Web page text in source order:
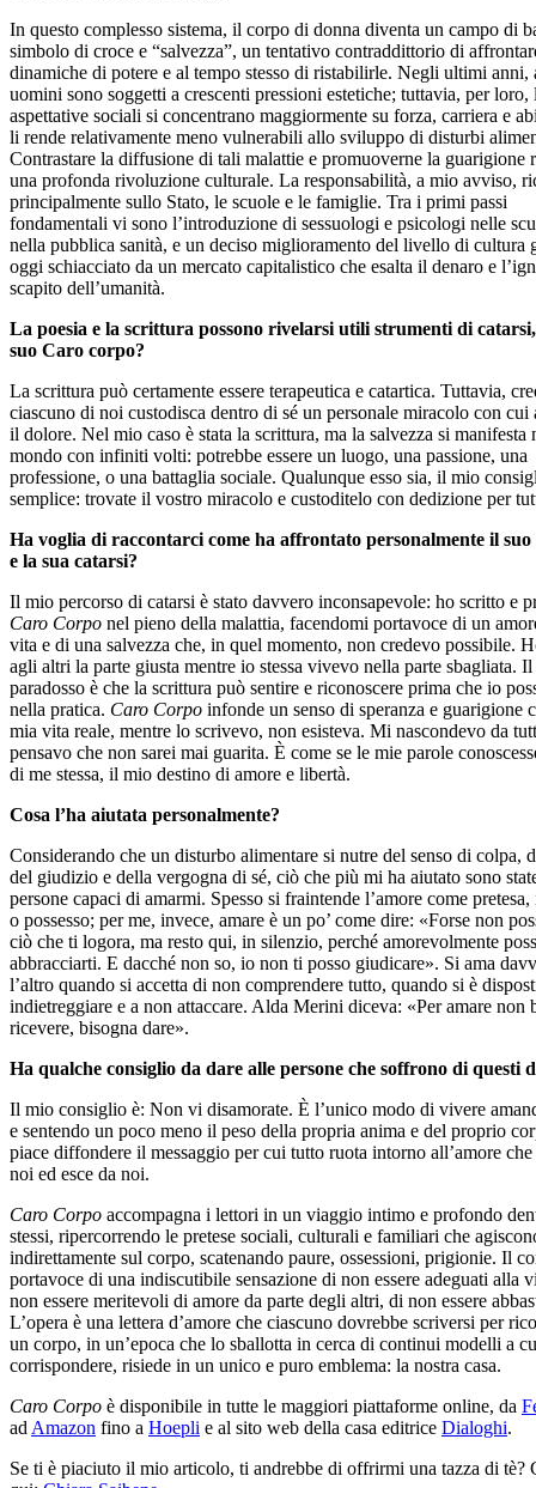
In questo complesso sistema, il corpo di donna diventa un campo di
simbolo di croce e “salvezza”, un tentativo contraddittorio di
dinamiche di potere e al tempo stesso di ristabilirle. Negli ultimi anni,
uomini sono soggetti a crescenti pressioni estetiche; tuttavia, per loro,
aspettative sociali si concentrano maggiormente su forza, carriera e
li rende relativamente meno vulnerabili allo sviluppo di disturbi
Contrastare la diffusione di tali malattie e promuoverne la guarigione
una profonda rivoluzione culturale. La responsabilità, a mio avviso,
principalmente sullo Stato, le scuole e le famiglie. Tra i primi passi
fondamentali vi sono l’introduzione di sessuologi e psicologi nelle
nella pubblica sanità, e un deciso miglioramento del livello di cultura
oggi schiacciato da un mercato capitalistico che esalta il denaro e
scapito dell’umanità.
La poesia e la scrittura possono rivelarsi utili strumenti di
suo Caro corpo?
La scrittura può certamente essere terapeutica e catartica. Tuttavia,
ciascuno di noi custodisca dentro di sé un personale miracolo con cui
il dolore. Nel mio caso è stata la scrittura, ma la salvezza si manifesta
mondo con infiniti volti: potrebbe essere un luogo, una passione, una
professione, o una battaglia sociale. Qualunque esso sia, il mio
semplice: trovate il vostro miracolo e custoditelo con dedizione per
Ha voglia di raccontarci come ha affrontato personalmente il suo
e la sua catarsi?
Il mio percorso di catarsi è stato davvero inconsapevole: ho scritto e
Caro Corpo nel pieno della malattia, facendomi portavoce di un
vita e di una salvezza che, in quel momento, non credevo possibile.
agli altri la parte giusta mentre io stessa vivevo nella parte sbagliata.
paradosso è che la scrittura può sentire e riconoscere prima che io
nella pratica. Caro Corpo infonde un senso di speranza e guarigione
mia vita reale, mentre lo scrivevo, non esisteva. Mi nascondevo da
pensavo che non sarei mai guarita. È come se le mie parole
di me stessa, il mio destino di amore e libertà.
Cosa l’ha aiutata personalmente?
Considerando che un disturbo alimentare si nutre del senso di colpa,
del giudizio e della vergogna di sé, ciò che più mi ha aiutato sono
persone capaci di amarmi. Spesso si fraintende l’amore come
o possesso; per me, invece, amare è un po’ come dire: «Forse non
ciò che ti logora, ma resto qui, in silenzio, perché amorevolmente
abbracciarti. E dacché non so, io non ti posso giudicare». Si ama
l’altro quando si accetta di non comprendere tutto, quando si è
indietreggiare e a non attaccare. Alda Merini diceva: «Per amare non
ricevere, bisogna dare».
Ha qualche consiglio da dare alle persone che soffrono di questi
Il mio consiglio è: Non vi disamorate. È l’unico modo di vivere
e sentendo un poco meno il peso della propria anima e del proprio
piace diffondere il messaggio per cui tutto ruota intorno all’amore
noi ed esce da noi.
Caro Corpo accompagna i lettori in un viaggio intimo e profondo
stessi, ripercorrendo le pretese sociali, culturali e familiari che
indirettamente sul corpo, scatenando paure, ossessioni, prigionie. Il
portavoce di una indiscutibile sensazione di non essere adeguati alla
non essere meritevoli di amore da parte degli altri, di non essere
L’opera è una lettera d’amore che ciascuno dovrebbe scriversi per
un corpo, in un’epoca che lo sballotta in cerca di continui modelli a
corrispondere, risiede in un unico e puro emblema: la nostra casa.
Caro Corpo è disponibile in tutte le maggiori piattaforme online, da
ad Amazon fino a Hoepli e al sito web della casa editrice Dialoghi.
Se ti è piaciuto il mio articolo, ti andrebbe di offrirmi una tazza di tè?